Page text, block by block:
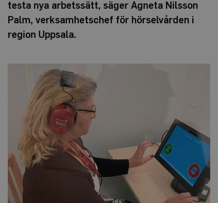
testa nya arbetssätt, säger Agneta Nilsson
Palm, verksamhetschef för hörselvården i
region Uppsala.